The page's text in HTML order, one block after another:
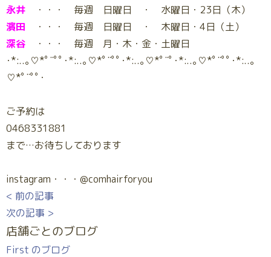
永井 ・・・ 毎週 日曜日 ・ 水曜日・23日（木）
濱田 ・・・ 毎週 日曜日 ・ 木曜日・4日（土）
深谷 ・・・ 毎週 月・木・金・土曜日
･*:..｡♡*ﾟ¨ﾟﾟ･*:..｡♡*ﾟ¨ﾟﾟ･*:..｡♡*ﾟ¨ﾟ･*:..｡♡*ﾟ¨ﾟﾟ･*:..｡
♡*ﾟ¨ﾟﾟ･
ご予約は
0468331881
まで…お待ちしております
instagram・・・@comhairforyou
< 前の記事
次の記事 >
店舗ごとのブログ
First のブログ